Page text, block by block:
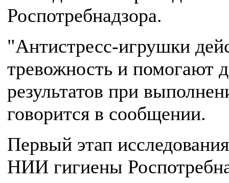
Роспотребнадзора.
"Антистресс-игрушки
тревожность и помогают
результатов при
говорится в сообщении.
Первый этап
НИИ гигиены